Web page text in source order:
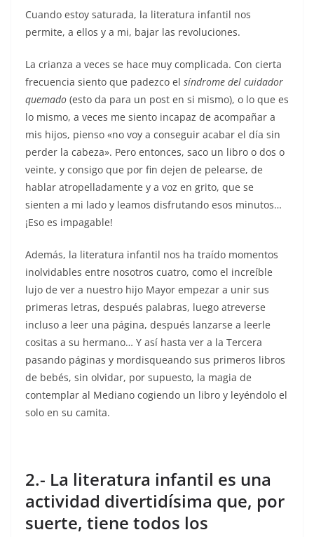
Cuando estoy saturada, la literatura infantil nos
permite, a ellos y a mi, bajar las revoluciones.
La crianza a veces se hace muy complicada. Con cierta
frecuencia siento que padezco el síndrome del cuidador
quemado (esto da para un post en si mismo), o lo que es
lo mismo, a veces me siento incapaz de acompañar a
mis hijos, pienso «no voy a conseguir acabar el día sin
perder la cabeza». Pero entonces, saco un libro o dos o
veinte, y consigo que por fin dejen de pelearse, de
hablar atropelladamente y a voz en grito, que se
sienten a mi lado y leamos disfrutando esos minutos…
¡Eso es impagable!
Además, la literatura infantil nos ha traído momentos
inolvidables entre nosotros cuatro, como el increíble
lujo de ver a nuestro hijo Mayor empezar a unir sus
primeras letras, después palabras, luego atreverse
incluso a leer una página, después lanzarse a leerle
cositas a su hermano… Y así hasta ver a la Tercera
pasando páginas y mordisqueando sus primeros libros
de bebés, sin olvidar, por supuesto, la magia de
contemplar al Mediano cogiendo un libro y leyéndolo el
solo en su camita.
2.- La literatura infantil es una
actividad divertidísima que, por
suerte, tiene todos los